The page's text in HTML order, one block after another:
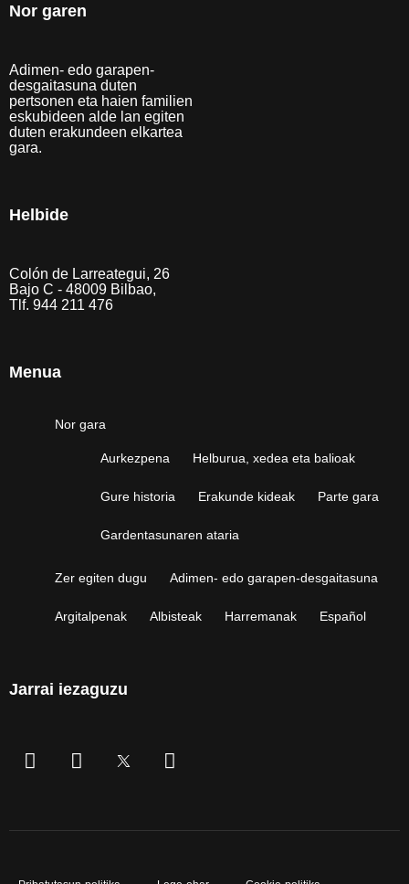
Nor garen
Adimen- edo garapen-
desgaitasuna duten
pertsonen eta haien familien
eskubideen alde lan egiten
duten erakundeen elkartea
gara.
Helbide
Colón de Larreategui, 26
Bajo C - 48009 Bilbao,
Tlf. 944 211 476
Menua
Nor gara
Aurkezpena Helburua, xedea eta balioak
Gure historia Erakunde kideak Parte gara
Gardentasunaren ataria
Zer egiten dugu Adimen- edo garapen-desgaitasuna
Argitalpenak Albisteak Harremanak Español
Jarrai iezaguzu